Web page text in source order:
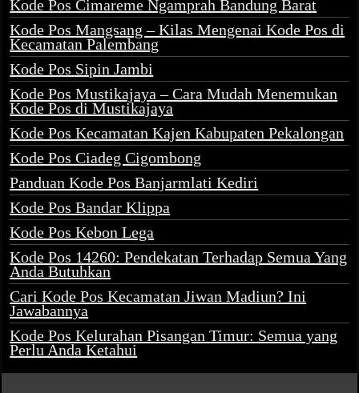
Kode Pos Cimareme Ngamprah Bandung Barat
Kode Pos Mangsang – Kilas Mengenai Kode Pos di
Kecamatan Palembang
Kode Pos Sipin Jambi
Kode Pos Mustikajaya – Cara Mudah Menemukan
Kode Pos di Mustikajaya
Kode Pos Kecamatan Kajen Kabupaten Pekalongan
Kode Pos Ciadeg Cigombong
Panduan Kode Pos Banjarmlati Kediri
Kode Pos Bandar Klippa
Kode Pos Kebon Lega
Kode Pos 14260: Pendekatan Terhadap Semua Yang
Anda Butuhkan
Cari Kode Pos Kecamatan Jiwan Madiun? Ini
Jawabannya
Kode Pos Kelurahan Pisangan Timur: Semua yang
Perlu Anda Ketahui